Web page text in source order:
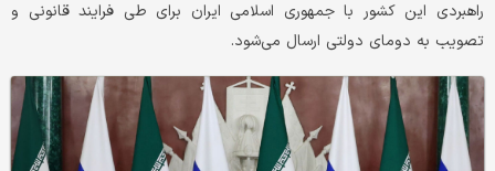
راهبردی این کشور با جمهوری اسلامی ایران برای طی فرایند قانونی و
تصویب به دومای دولتی ارسال می‌شود.